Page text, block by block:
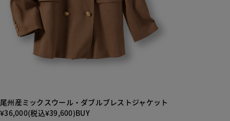
尾州産ミックスウール・ダブルブレストジャケット
¥36,000(税込¥39,600)BUY